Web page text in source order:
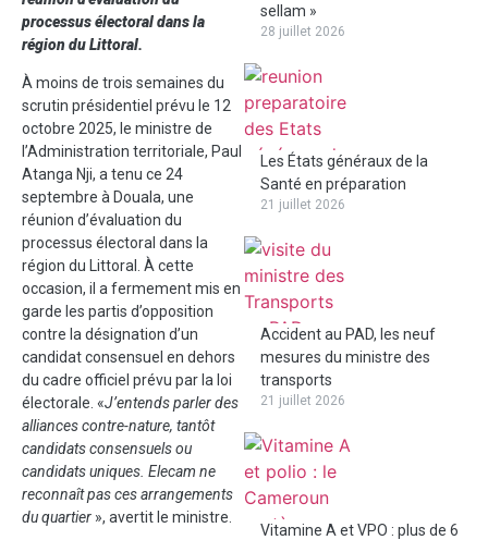
processus électoral dans la
région du Littoral.
À moins de trois semaines du
scrutin présidentiel prévu le 12
octobre 2025, le ministre de
l’Administration territoriale, Paul
Atanga Nji, a tenu ce 24
septembre à Douala, une
réunion d’évaluation du
processus électoral dans la
région du Littoral. À cette
occasion, il a fermement mis en
garde les partis d’opposition
contre la désignation d’un
candidat consensuel en dehors
du cadre officiel prévu par la loi
électorale. «J’entends parler des
alliances contre-nature, tantôt
candidats consensuels ou
candidats uniques. Elecam ne
reconnaît pas ces arrangements
du quartier », avertit le ministre.
sellam »
28 juillet 2026
Les États généraux de la
Santé en préparation
21 juillet 2026
Accident au PAD, les neuf
mesures du ministre des
transports
21 juillet 2026
Vitamine A et VPO : plus de 6